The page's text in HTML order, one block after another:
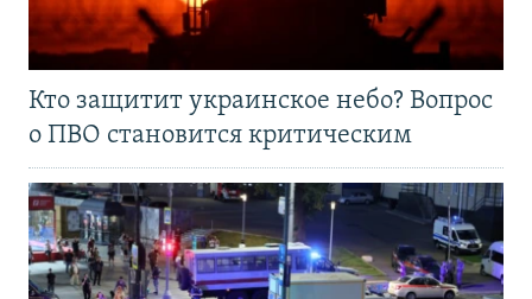
Кто защитит украинское небо? Вопрос
о ПВО становится критическим